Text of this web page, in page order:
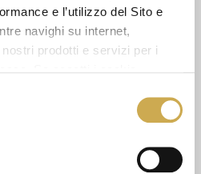
e l’utilizzo del Sito e
navighi su internet,
prodotti e servizi per i
ANCHE